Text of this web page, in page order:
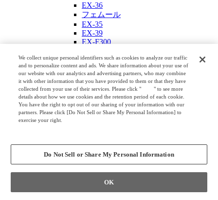
EX-36
フェムール
EX-35
EX-39
EX-F300
ラティオ Ⅲ EX
EX-38
EX-46
会議テーブル
4L78
トラヴァース
ミコト
ラティオ Ⅲ
シンフォニア
We collect unique personal identifiers such as cookies to analyze our traffic
and to personalize content and ads. We share information about your use of
our website with our analytics and advertising partners, who may combine
it with other information that you have provided to them or that they have
collected from your use of their services. Please click "
here" to see more
details about how we use cookies and the retention period of each cookie.
You have the right to opt out of our sharing of your information with our
partners. Please click [Do Not Sell or Share My Personal Information] to
exercise your right.
Do Not Sell or Share My Personal Information
OK